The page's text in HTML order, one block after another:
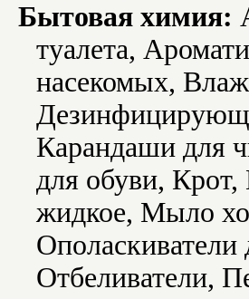
Бытовая химия:
туалета,
насекомых,
Карандаши для
для обуви,
жидкое, Мыло
Ополаскиватели
Отбеливатели,